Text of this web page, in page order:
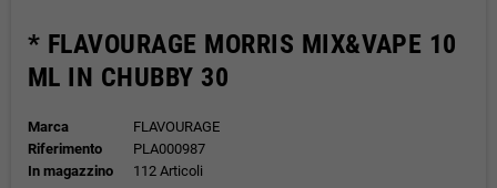
* FLAVOURAGE MORRIS MIX&VAPE 10
ML IN CHUBBY 30
Marca
FLAVOURAGE
Riferimento
PLA000987
In magazzino
112 Articoli